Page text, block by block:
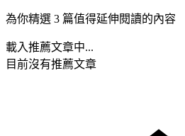
為你精選 3 篇值得延伸閱讀的內容
載入推薦文章中...
目前沒有推薦文章